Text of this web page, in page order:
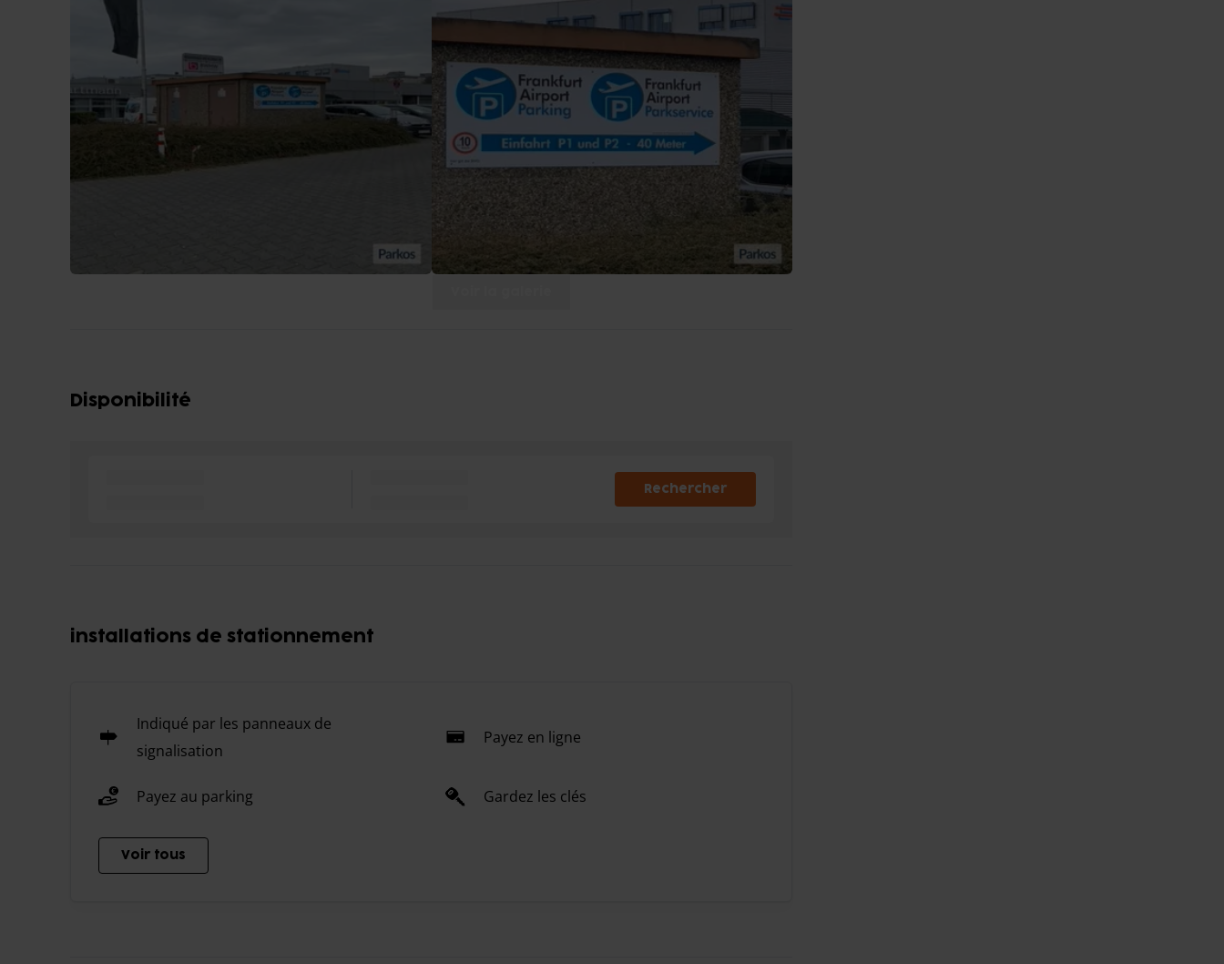
Disponibilité
Rechercher
installations de stationnement
Indiqué par les panneaux de
signalisation
Payez en ligne
Payez au parking Gardez les clés
Voir tous